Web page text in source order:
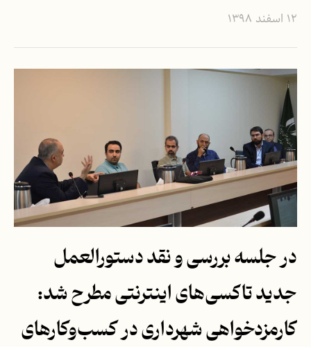
۱۲ اسفند ۱۳۹۸
در جلسه بررسی و نقد دستورالعمل
جدید تاکسی‌های اینترنتی مطرح شد:
کارمزدخواهی شهرداری در کسب‌وکارهای